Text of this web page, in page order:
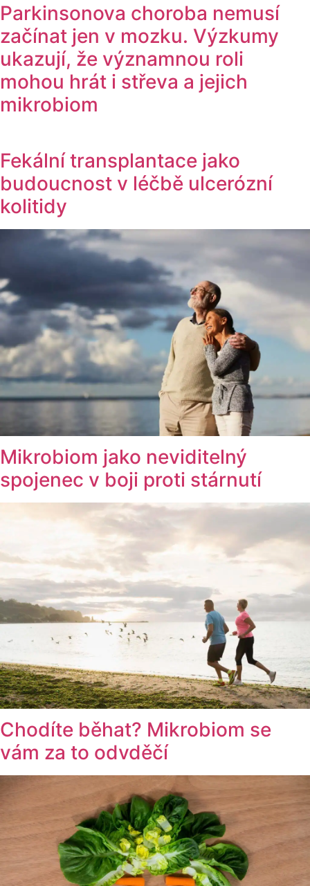
Parkinsonova choroba nemusí
začínat jen v mozku. Výzkumy
ukazují, že významnou roli
mohou hrát i střeva a jejich
mikrobiom
Fekální transplantace jako
budoucnost v léčbě ulcerózní
kolitidy
Mikrobiom jako neviditelný
spojenec v boji proti stárnutí
Chodíte běhat? Mikrobiom se
vám za to odvděčí